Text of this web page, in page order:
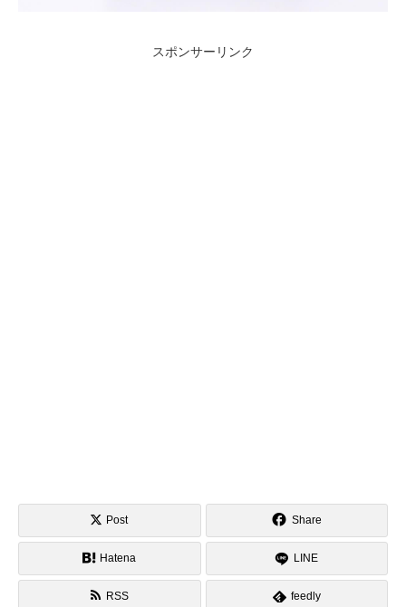
スポンサーリンク
Post Share
Hatena LINE
RSS feedly